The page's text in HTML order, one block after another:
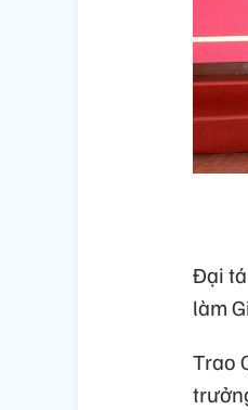
Đại
làm
Trao